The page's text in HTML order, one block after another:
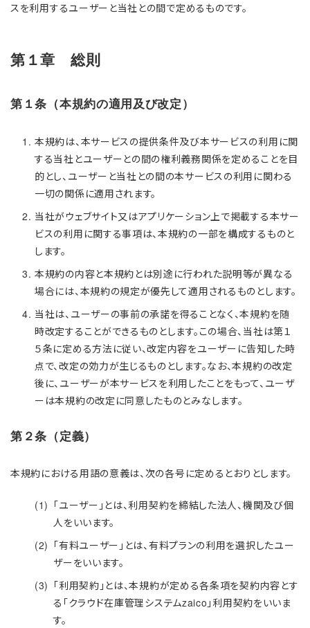
スを利用するユーザーと当社との間で定めるものです。
第１章 総則
第１条（本規約の適用及び改定）
本規約は、本サービスの提供条件及び本サービスの利用に関
する当社とユーザーとの間の権利義務関係を定めることを目
的とし、ユーザーと当社との間の本サービスの利用に関わる
一切の関係に適用されます。
当社がウェブサイト又はアプリケーション上で掲載する本サー
ビスの利用に関する事項は、本規約の一部を構成するものと
します。
本規約の内容と本規約とは別途に行われた説明等が異なる
場合には、本規約の規定が優先して適用されるものとします。
当社は、ユーザーの事前の承諾を得ることなく、本規約を随
時改定することができるものとします。この場合、当社は第１
５条に定める方法に従い、改定内容をユーザーに告知した時
点で、改定の効力が生じるものとします。なお、本規約の改定
後に、ユーザーが本サービスを利用したことをもって、ユーザ
ーは本規約の改定に同意したものとみなします。
第２条（定義）
本規約における用語の意義は、次の各号に定めるとおりとします。
「ユーザー」とは、利用契約を締結した法人、機関及び個
人をいいます。
「有料ユーザー」とは、有料プランの利用を選択したユー
ザーをいいます。
「利用契約」とは、本規約が定める各条項を契約内容とす
る「クラウド在庫管理システムzaico」利用契約をいいま
す。